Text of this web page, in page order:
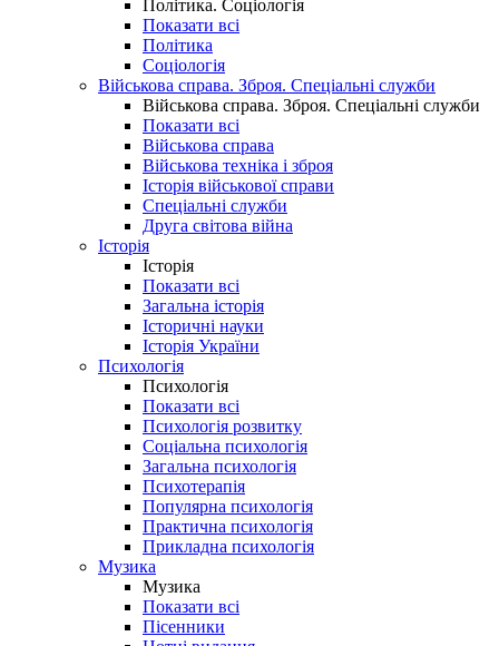
Політика. Соціологія
Показати всі
Політика
Соціологія
Військова справа. Зброя. Спеціальні служби
Військова справа. Зброя. Спеціальні служби
Показати всі
Військова справа
Військова техніка і зброя
Історія військової справи
Спеціальні служби
Друга світова війна
Історія
Історія
Показати всі
Загальна історія
Історичні науки
Історія України
Психологія
Психологія
Показати всі
Психологія розвитку
Соціальна психологія
Загальна психологія
Психотерапія
Популярна психологія
Практична психологія
Прикладна психологія
Музика
Музика
Показати всі
Пісенники